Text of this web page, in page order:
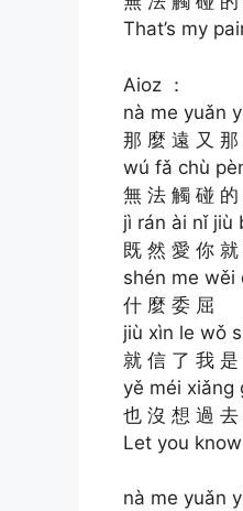
That’s my
Aioz ：
nà me yuǎn
那 麼 遠 又 那
wú fǎ chù
無 法 觸 碰 的
jì rán ài nǐ jiù
既 然 愛 你
shén me wěi
什 麼 委 屈
jiù xìn le wǒ
就 信 了 我
yě méi xiǎng
也 沒 想 過 去
Let you
nà me yuǎn